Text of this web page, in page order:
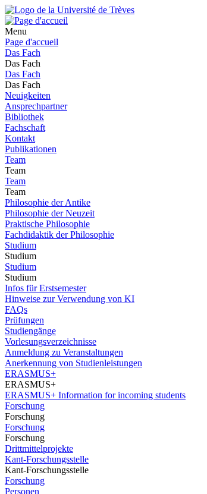
Menu
Page d'accueil
Das Fach
Das Fach
Das Fach
Das Fach
Neuigkeiten
Ansprechpartner
Bibliothek
Fachschaft
Kontakt
Publikationen
Team
Team
Team
Team
Philosophie der Antike
Philosophie der Neuzeit
Praktische Philosophie
Fachdidaktik der Philosophie
Studium
Studium
Studium
Studium
Infos für Erstsemester
Hinweise zur Verwendung von KI
FAQs
Prüfungen
Studiengänge
Vorlesungsverzeichnisse
Anmeldung zu Veranstaltungen
Anerkennung von Studienleistungen
ERASMUS+
ERASMUS+
ERASMUS+ Information for incoming students
Forschung
Forschung
Forschung
Forschung
Drittmittelprojekte
Kant-Forschungsstelle
Kant-Forschungsstelle
Forschung
Personen